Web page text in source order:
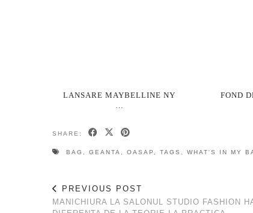
LANSARE MAYBELLINE NY
…
FOND
SHARE:
BAG GEANTA OASAP TAGS WHAT'S IN MY
PREVIOUS POST
MANICHIURA LA SALONUL STUDIO FASHION